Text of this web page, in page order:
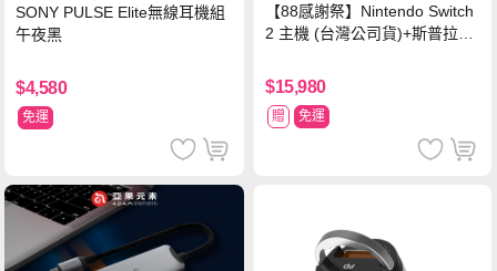
SONY PULSE Elite無線耳機組
午夜黑
$4,580
免運
【88感謝祭】Nintendo Switch
2 主機 (台灣公司貨)+斯普拉遁
$15,980
贈 免運